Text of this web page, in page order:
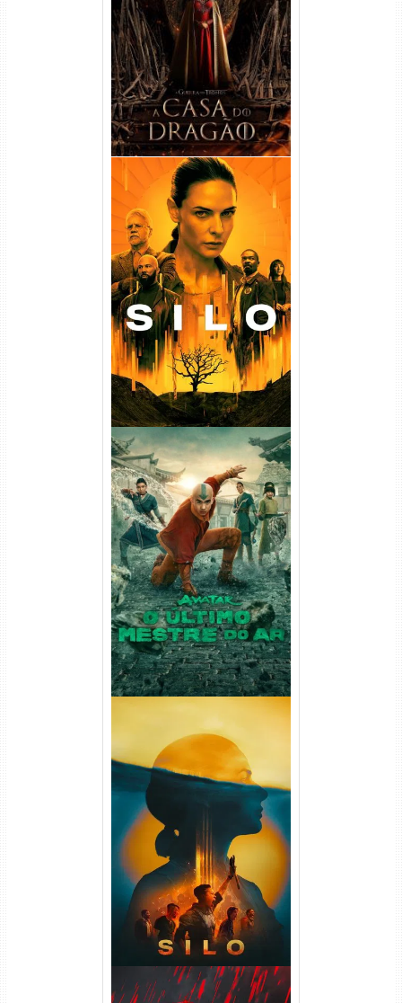
Temporada Torrent (2022)
WEB-DL 720p/1080p Dual
Áudio
Silo 1ª Temporada Torrent
(2023) WEB-DL
720p/1080p/4K Dual Áudio
Avatar: O Último Mestre do
Ar 2ª Temporada Torrent
(2026) WEB-DL 1080p Dual
Áudio
Silo 2ª Temporada (2024)
WEB-DL 1080p Dual Áudio